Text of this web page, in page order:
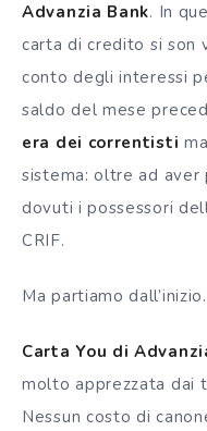
Advanzia Bank. In
carta di credito si son
conto degli interessi
saldo del mese
era dei correntisti
sistema: oltre ad
dovuti i possessori
CRIF.
Ma partiamo dall’inizio.
Carta You di
molto apprezzata dai
Nessun costo di